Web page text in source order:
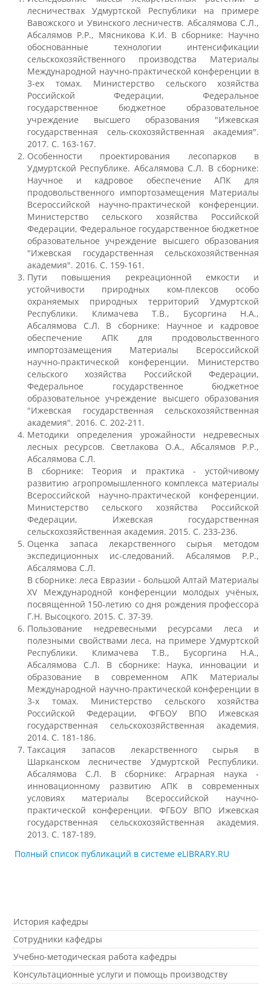
Выпускники факультета
Направления подготовки
Научные разработки
Консультационные услуги
Список публикаций
Информационные системы
Инженерный факультет
Кафедры ИФ
История факультета
Студенческое конструкторско-
исследовательское бюро (СКИБ)
Направления подготовки
Научные разработки
Консультационные услуги
Список публикаций
Информационные системы
Зооинженерный факультет
Кафедры ЗИФ
История факультета
Организация учебного процесса
Научно-исследовательская работа
студентов
Производственная практика
Студенческие отряды
Физкультура и спорт
лесничествах Удмуртской Республики на примере
Вавожского и Увинского лесничеств. Абсалямова С.Л.,
Абсалямов Р.Р., Мясникова К.И. В сборнике: Научно
обоснованные технологии интенсификации
сельскохозяйственного производства Материалы
Международной научно-практической конференции в
3-ех томах. Министерство сельского хозяйства
Российской Федерации, Федеральное
государственное бюджетное образовательное
учреждение высшего образования "Ижевская
государственная сель-скохозяйственная академия".
2017. С. 163-167.
Особенности проектирования лесопарков в
Удмуртской Республике. Абсалямова С.Л. В сборнике:
Научное и кадровое обеспечение АПК для
продовольственного импортозамещения Материалы
Всероссийской научно-практической конференции.
Министерство сельского хозяйства Российской
Федерации, Федеральное государственное бюджетное
образовательное учреждение высшего образования
"Ижевская государственная сельскохозяйственная
академия". 2016. С. 159-161.
Пути повышения рекреационной емкости и
устойчивости природных ком-плексов особо
охраняемых природных территорий Удмуртской
Республики. Климачева Т.В., Бусоргина Н.А.,
Абсалямова С.Л. В сборнике: Научное и кадровое
обеспечение АПК для продовольственного
импортозамещения Материалы Всероссийской
научно-практической конференции. Министерство
сельского хозяйства Российской Федерации,
Федеральное государственное бюджетное
образовательное учреждение высшего образования
"Ижевская государственная сельскохозяйственная
академия". 2016. С. 202-211.
Методики определения урожайности недревесных
лесных ресурсов. Светлакова О.А., Абсалямов Р.Р.,
Абсалямова С.Л.
В сборнике: Теория и практика - устойчивому
развитию агропромышленного комплекса материалы
Всероссийской научно-практической конференции.
Министерство сельского хозяйства Российской
Федерации, Ижевская государственная
сельскохозяйственная академия. 2015. С. 233-236.
Оценка запаса лекарственного сырья методом
экспедиционных ис-следований. Абсалямов Р.Р.,
Абсалямова С.Л.
В сборнике: леса Евразии - большой Алтай Материалы
XV Международной конференции молодых учёных,
посвященной 150-летию со дня рождения профессора
Г.Н. Высоцкого. 2015. С. 37-39.
Пользование недревесными ресурсами леса и
полезными свойствами леса, на примере Удмуртской
Республики. Климачева Т.В., Бусоргина Н.А.,
Абсалямова С.Л. В сборнике: Наука, инновации и
образование в современном АПК Материалы
Международной научно-практической конференции в
3-х томах. Министерство сельского хозяйства
Российской Федерации, ФГБОУ ВПО Ижевская
государственная сельскохозяйственная академия.
2014. С. 181-186.
Таксация запасов лекарственного сырья в
Шарканском лесничестве Удмуртской Республики.
Абсалямова С.Л. В сборнике: Аграрная наука -
инновационному развитию АПК в современных
условиях материалы Всероссийской научно-
практической конференции. ФГБОУ ВПО Ижевская
государственная сельскохозяйственная академия.
2013. С. 187-189.
Полный список публикаций в системе eLIBRARY.RU
История кафедры
Сотрудники кафедры
Учебно-методическая работа кафедры
Консультационные услуги и помощь производству